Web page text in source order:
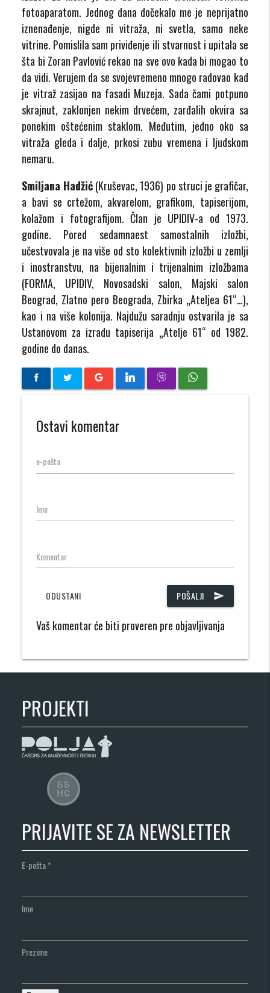
fotoaparatom. Jednog dana dočekalo me je neprijatno
iznenađenje, nigde ni vitraža, ni svetla, samo neke
vitrine. Pomislila sam priviđenje ili stvarnost i upitala se
šta bi Zoran Pavlović rekao na sve ovo kada bi mogao to
da vidi. Verujem da se svojevremeno mnogo radovao kad
je vitraž zasijao na fasadi Muzeja. Sada čami potpuno
skrajnut, zaklonjen nekim drvećem, zarđalih okvira sa
ponekim oštećenim staklom. Međutim, jedno oko sa
vitraža gleda i dalje, prkosi zubu vremena i ljudskom
nemaru.
Smiljana Hadžić(Kruševac, 1936) po struci je grafičar,
a bavi se crtežom, akvarelom, grafikom, tapiserijom,
kolažom i fotografijom. Član je UPIDIV-a od 1973.
godine. Pored sedamnaest samostalnih izložbi,
učestvovala je na više od sto kolektivnih izložbi u zemlji
i inostranstvu, na bijenalnim i trijenalnim izložbama
(FORMA, UPIDIV, Novosadski salon, Majski salon
Beograd, Zlatno pero Beograda, Zbirka „Ateljea 61“…),
kao i na više kolonija. Najdužu saradnju ostvarila je sa
Ustanovom za izradu tapiserija „Atelje 61“ od 1982.
godine do danas.
Ostavi komentar
e-pošta
Ime
Komentar
POŠALJI send
ODUSTANI
Vaš komentar će biti proveren pre objavljivanja
PROJEKTI
PRIJAVITE SE ZA NEWSLETTER
E-pošta*
Ime
Prezime